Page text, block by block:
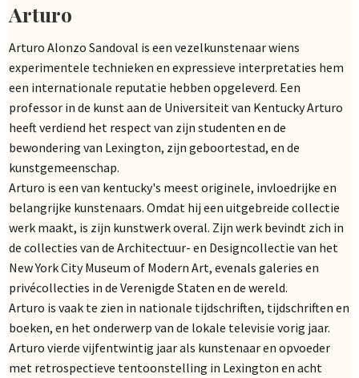
Arturo
Arturo Alonzo Sandoval is een vezelkunstenaar wiens
experimentele technieken en expressieve interpretaties hem
een internationale reputatie hebben opgeleverd. Een
professor in de kunst aan de Universiteit van Kentucky Arturo
heeft verdiend het respect van zijn studenten en de
bewondering van Lexington, zijn geboortestad, en de
kunstgemeenschap.
Arturo is een van kentucky's meest originele, invloedrijke en
belangrijke kunstenaars. Omdat hij een uitgebreide collectie
werk maakt, is zijn kunstwerk overal. Zijn werk bevindt zich in
de collecties van de Architectuur- en Designcollectie van het
New York City Museum of Modern Art, evenals galeries en
privécollecties in de Verenigde Staten en de wereld.
Arturo is vaak te zien in nationale tijdschriften, tijdschriften en
boeken, en het onderwerp van de lokale televisie vorig jaar.
Arturo vierde vijfentwintig jaar als kunstenaar en opvoeder
met retrospectieve tentoonstelling in Lexington en acht